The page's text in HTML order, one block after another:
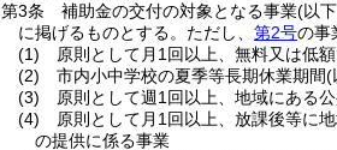
第3条
補助金の交付の対象となる事業(以
に掲げるものとする。 ただし、 第2号の事
(1)
原則として月1回以上、無料又は低
(2)
市内小中学校の夏季等長期休業期間(
(3)
原則として週1回以上、地域にある
(4)
原則として月1回以上、放課後等に
の提供に係る事業